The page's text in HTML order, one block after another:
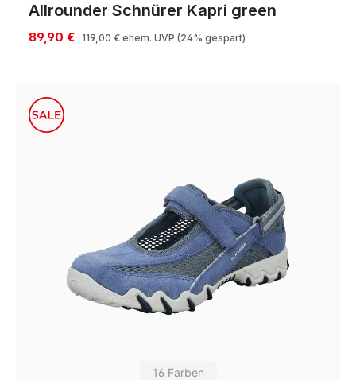
Allrounder Schnürer Kapri green
89,90 € 119,00 € ehem. UVP (24% gespart)
16 Farben